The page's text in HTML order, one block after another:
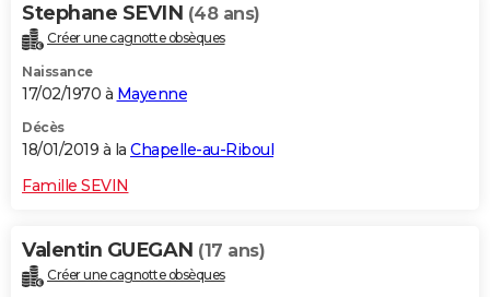
Stephane SEVIN (48 ans)
Créer une cagnotte obsèques
Naissance
17/02/1970 à Mayenne
Décès
18/01/2019 à la Chapelle-au-Riboul
Famille SEVIN
Valentin GUEGAN (17 ans)
Créer une cagnotte obsèques